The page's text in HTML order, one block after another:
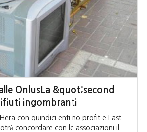
alle OnlusLa &quot;second
ingombranti
con quindici enti no profit e Last
concordare con le associazioni il